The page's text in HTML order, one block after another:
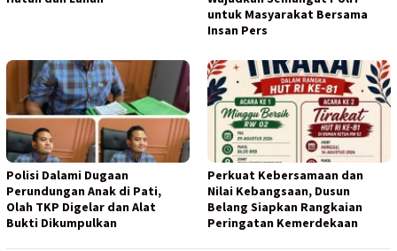
untuk Masyarakat Bersama
Insan Pers
Polisi Dalami Dugaan
Perundungan Anak di Pati,
Olah TKP Digelar dan Alat
Bukti Dikumpulkan
Perkuat Kebersamaan dan
Nilai Kebangsaan, Dusun
Belang Siapkan Rangkaian
Peringatan Kemerdekaan